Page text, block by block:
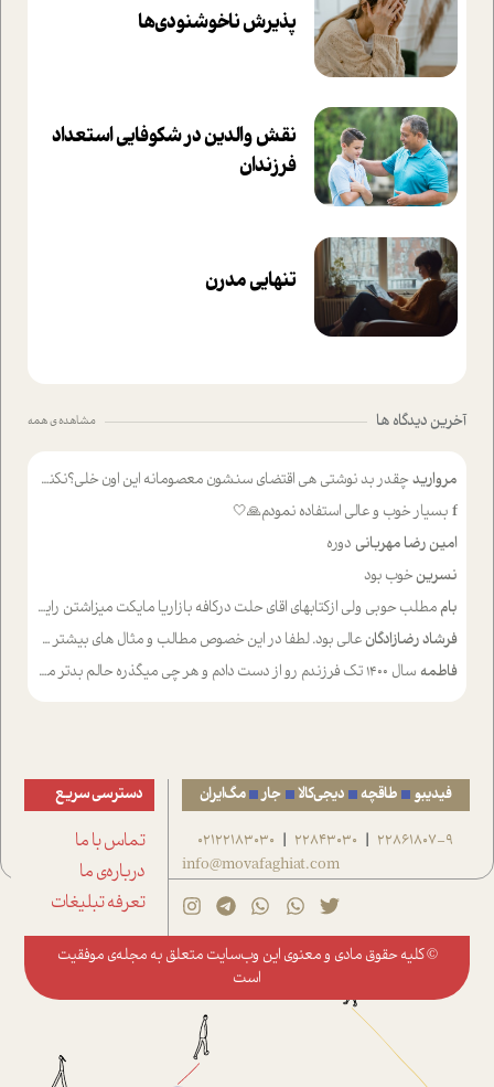
پذیرش ناخوشنودی‌ها
نقش والدین در شکوفا‌یی ا‌ستعداد
فرزندان‌
تنهایی مدرن
آخرین دیدگاه ها مشاهده ی همه
مروارید چقدر بد نوشتی هی اقتضای سنشون معصومانه این اون خلی؟نکنه تا چهل سالگی پوشکت میکردن و شیر میخوردی که به اینا میگی کودک
f بسیار خوب و عالی استفاده نمودم🙏🤍
امین رضا مهربانی دوره
نسرینخوب بود
بام مطلب حوبی ولی ازکتابهای اقای حلت درکافه بازاریا مایکت میزاشتن رایگان خوب بود ولی هرکدام خلاصه شده ش تومجله از طریق سایت هم خوبه اینکه درزیر اخرصفحه گذاشته شده خب ادم خبره میره نصب میکنه میخونه ولی هرکسی گوشیش ظرفیتش نداره باتشکر
فرشاد رضازادگان عالی بود. لطفا در این خصوص مطالب و مثال های بیشتر ی ارایه دهید
فاطمه سال ۱۴۰۰ تک فرزندم رو از دست دادم و هر چی میگذره حالم بدتر میشه و دلتنگتر تنایی رو ترجیح دادم و معاشرت برام سخت شده
فیدیبو طاقچه دیجی‌کالا جار مگ‌ایران
22861807-9
|
22843030
|
02122183030
info@movafaghiat.com
دسترسی سریع
تماس با ما
درباره‌ی ما
تعرفه تبلیغات
© کلیه حقوق مادی و معنوی این وب‌سایت متعلق به مجله‌ی موفقیت
است